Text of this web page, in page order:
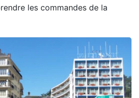
les commandes de la